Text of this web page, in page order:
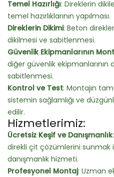
Temel Hazırlığı: Direklerin
temel hazırlıklarının yapılması.
Direklerin Dikimi: Beton
dikilmesi ve sabitlenmesi.
Güvenlik Ekipmanlarının
diğer güvenlik
sabitlenmesi.
Kontrol ve Test: Montajın
sistemin sağlamlığı ve
edilir.
Hizmetlerimiz:
Ücretsiz Keşif ve Danışmanlık
direkli çit çözümlerini sunmak
danışmanlık hizmeti.
Profesyonel Montaj: Uzman